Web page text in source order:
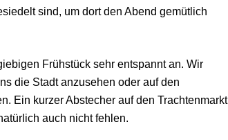
sind, um dort den Abend gemütlich
Frühstück sehr entspannt an. Wir
die Stadt anzusehen oder auf den
Ein kurzer Abstecher auf den Trachtenmarkt
auch nicht fehlen.